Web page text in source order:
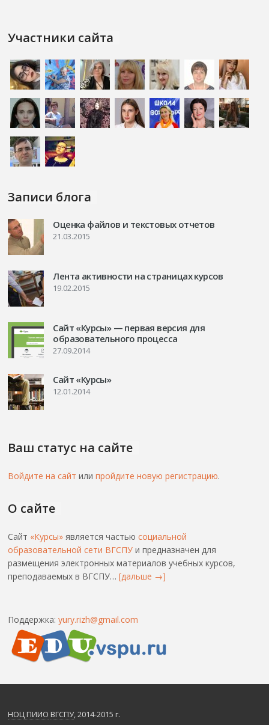
Участники сайта
Записи блога
Оценка файлов и текстовых отчетов
21.03.2015
Лента активности на страницах курсов
19.02.2015
Сайт «Курсы» — первая версия для
образовательного процесса
27.09.2014
Сайт «Курсы»
12.01.2014
Ваш статус на сайте
Войдите на сайт илипройдите новую регистрацию.
О сайте
Сайт «Курсы» является частьюсоциальной
образовательной сети ВГСПУ и предназначен для
размещения электронных материалов учебных курсов,
преподаваемых в ВГСПУ…[дальше →]
Поддержка:yury.rizh@gmail.com
НОЦ ПИИО ВГСПУ, 2014-2015 г.